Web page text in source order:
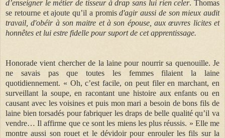
d’enseigner le métier de tisseur à drap sans lui rien celer. Thomas
se retourne et ajoute qu’il a promisd'agir aussi de son mieux audit
travail, d'obéir à son maitre et à son épouse, aux œuvres licites et
honnêtes et lui estre fidelle pour suport de cet apprentissage.
Honorade vient chercher de la laine pour nourrir sa quenouille. Je
ne savais pas que toutes les femmes filaient la laine
quotidiennement. « Oh, c’est facile, on peut filer en marchant, en
surveillant la soupe, en racontant une histoire aux enfants ou en
causant avec les voisines et puis mon mari a besoin de bons fils de
laine bien torsadés pour fabriquer les draps de belle qualité qu’il va
vendre… Il affirme que ce sont les miens les plus réussis. » Elle me
montre aussi son rouet et le dévidoirpour enrouler les fils sur la